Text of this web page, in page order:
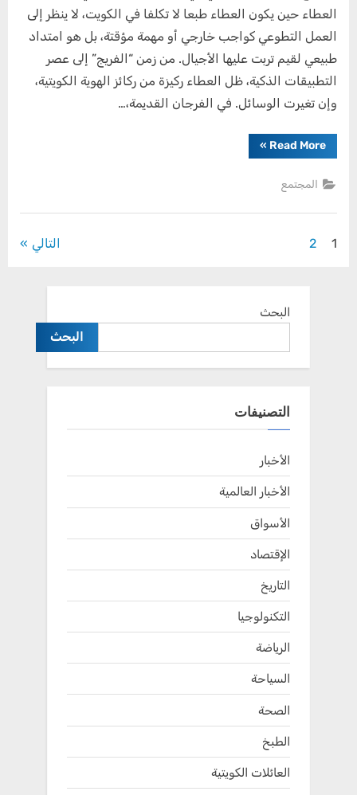
العطاء حين يكون العطاء طبعا لا تكلفا في الكويت، لا ينظر إلى
العمل التطوعي كواجب خارجي أو مهمة مؤقتة، بل هو امتداد
طبيعي لقيم تربت عليها الأجيال. من زمن “الفريج” إلى عصر
التطبيقات الذكية، ظل العطاء ركيزة من ركائز الهوية الكويتية،
وإن تغيرت الوسائل. في الفرجان القديمة،…
Read More “التطوع
والعمل
تضيء
»
المجتمع
تعدد
المقالات
1
2 التالي
البحث
البحث
التصنيفات
الأخبار
الأخبار العالمية
الأسواق
الإقتصاد
التاريخ
التكنولوجيا
الرياضة
السياحة
الصحة
الطبخ
العائلات الكويتية